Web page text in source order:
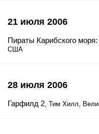
21 июля 2006
Пираты Карибского
США
28 июля 2006
Гарфилд 2, Тим Хилл,